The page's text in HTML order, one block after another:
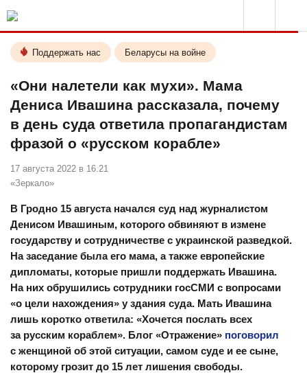
Поддержать нас Беларусы на войне
«Они налетели как мухи». Мама
Дениса Ивашина рассказала, почему
в день суда ответила пропагандистам
фразой о «русском корабле»
17 августа 2022 в 16.21
«Зеркало»
В Гродно 15 августа начался суд над журналистом
Денисом Ивашиным, которого обвиняют в измене
государству и сотрудничестве с украинской разведкой.
На заседание была его мама, а также европейские
дипломаты, которые пришли поддержать Ивашина.
На них обрушились сотрудники госСМИ с вопросами
«о цели нахождения» у здания суда. Мать Ивашина
лишь коротко ответила: «Хочется послать всех
за русским кораблем». Блог «Отражение» поговорил
с женщиной об этой ситуации, самом суде и ее сыне,
которому грозит до 15 лет лишения свободы.